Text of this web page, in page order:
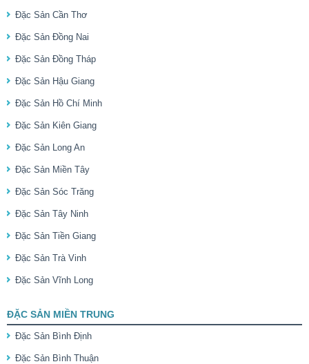
Đặc Sản Cần Thơ
Đặc Sản Đồng Nai
Đặc Sản Đồng Tháp
Đặc Sản Hậu Giang
Đặc Sản Hồ Chí Minh
Đặc Sản Kiên Giang
Đặc Sản Long An
Đặc Sản Miền Tây
Đặc Sản Sóc Trăng
Đặc Sản Tây Ninh
Đặc Sản Tiền Giang
Đặc Sản Trà Vinh
Đặc Sản Vĩnh Long
ĐẶC SẢN MIỀN TRUNG
Đặc Sản Bình Định
Đặc Sản Bình Thuận